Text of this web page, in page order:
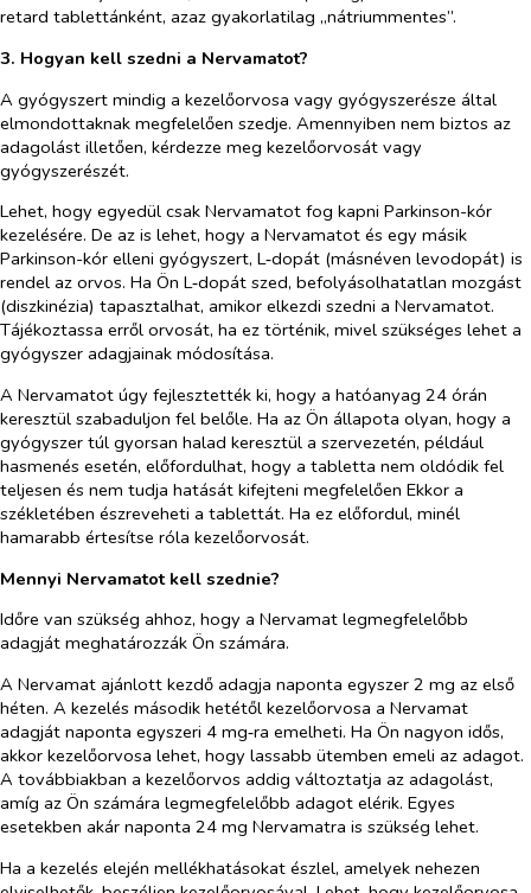
retard tablettánként, azaz gyakorlatilag „nátriummentes”.
3. Hogyan kell szedni a Nervamatot?
A gyógyszert mindig a kezelőorvosa vagy gyógyszerésze által
elmondottaknak megfelelően szedje. Amennyiben nem biztos az
adagolást illetően, kérdezze meg kezelőorvosát vagy
gyógyszerészét.
Lehet, hogy egyedül csak Nervamatot fog kapni Parkinson-kór
kezelésére. De az is lehet, hogy a Nervamatot és egy másik
Parkinson-kór elleni gyógyszert, L‑dopát (másnéven levodopát) is
rendel az orvos. Ha Ön L‑dopát szed, befolyásolhatatlan mozgást
(diszkinézia) tapasztalhat, amikor elkezdi szedni a Nervamatot.
Tájékoztassa erről orvosát, ha ez történik, mivel szükséges lehet a
gyógyszer adagjainak módosítása.
A Nervamatot úgy fejlesztették ki, hogy a hatóanyag 24 órán
keresztül szabaduljon fel belőle. Ha az Ön állapota olyan, hogy a
gyógyszer túl gyorsan halad keresztül a szervezetén, például
hasmenés esetén, előfordulhat, hogy a tabletta nem oldódik fel
teljesen és nem tudja hatását kifejteni megfelelően Ekkor a
székletében észreveheti a tablettát. Ha ez előfordul, minél
hamarabb értesítse róla kezelőorvosát.
Mennyi Nervamatot kell szednie?
Időre van szükség ahhoz, hogy a Nervamat legmegfelelőbb
adagját meghatározzák Ön számára.
A Nervamat ajánlott kezdő adagja naponta egyszer 2 mg az első
héten. A kezelés második hetétől kezelőorvosa a Nervamat
adagját naponta egyszeri 4 mg‑ra emelheti. Ha Ön nagyon idős,
akkor kezelőorvosa lehet, hogy lassabb ütemben emeli az adagot.
A továbbiakban a kezelőorvos addig változtatja az adagolást,
amíg az Ön számára legmegfelelőbb adagot elérik. Egyes
esetekben akár naponta 24 mg Nervamatra is szükség lehet.
Ha a kezelés elején mellékhatásokat észlel, amelyek nehezen